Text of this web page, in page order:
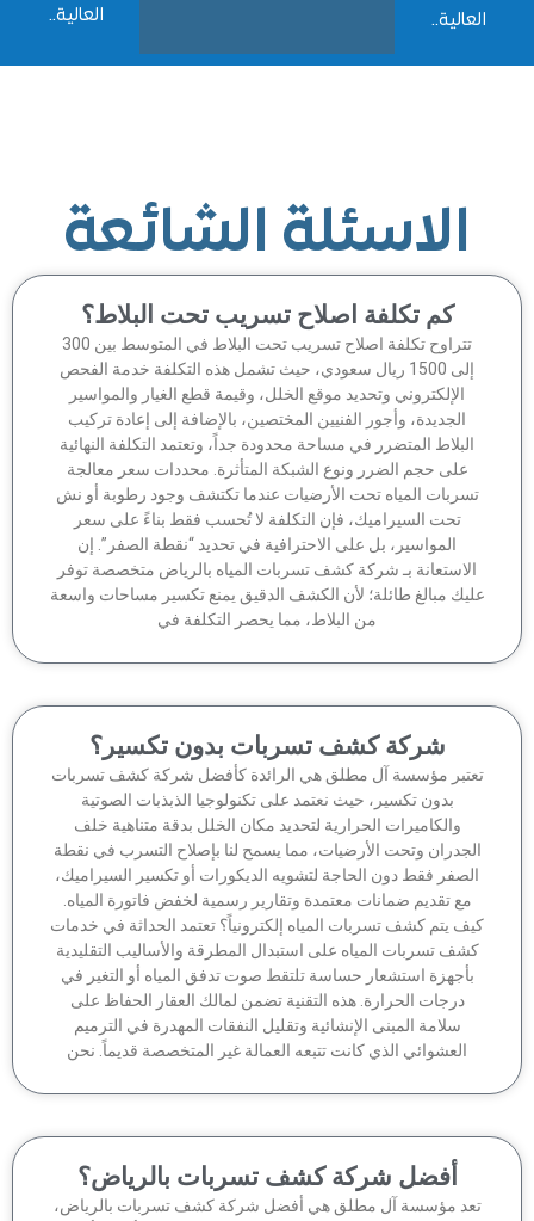
الاسئلة الشائعة
كم تكلفة اصلاح تسريب تحت البلاط؟
تتراوح تكلفة اصلاح تسريب تحت البلاط في المتوسط بين 300
إلى 1500 ريال سعودي، حيث تشمل هذه التكلفة خدمة الفحص
الإلكتروني وتحديد موقع الخلل، وقيمة قطع الغيار والمواسير
الجديدة، وأجور الفنيين المختصين، بالإضافة إلى إعادة تركيب
البلاط المتضرر في مساحة محدودة جداً، وتعتمد التكلفة النهائية
على حجم الضرر ونوع الشبكة المتأثرة. محددات سعر معالجة
المياه تحت الأرضيات عندما تكتشف وجود رطوبة أو نش
تحت السيراميك، فإن التكلفة لا تُحسب فقط بناءً على سعر
المواسير، بل على الاحترافية في تحديد “نقطة الصفر”. إن
بـ شركة كشف تسربات المياه بالرياض متخصصة توفر
مبالغ طائلة؛ لأن الكشف الدقيق يمنع تكسير مساحات واسعة
من البلاط، مما يحصر التكلفة في
شركة كشف تسربات بدون تكسير؟
مؤسسة آل مطلق هي الرائدة كأفضل شركة كشف تسربات
بدون تكسير، حيث نعتمد على تكنولوجيا الذبذبات الصوتية
والكاميرات الحرارية لتحديد مكان الخلل بدقة متناهية خلف
وتحت الأرضيات، مما يسمح لنا بإصلاح التسرب في نقطة
فقط دون الحاجة لتشويه الديكورات أو تكسير السيراميك،
مع تقديم ضمانات معتمدة وتقارير رسمية لخفض فاتورة المياه.
يتم كشف تسربات المياه إلكترونياً؟ تعتمد الحداثة في خدمات
تسربات المياه على استبدال المطرقة والأساليب التقليدية
بأجهزة استشعار حساسة تلتقط صوت تدفق المياه أو التغير في
درجات الحرارة. هذه التقنية تضمن لمالك العقار الحفاظ على
سلامة المبنى الإنشائية وتقليل النفقات المهدرة في الترميم
العشوائي الذي كانت تتبعه العمالة غير المتخصصة قديماً. نحن
أفضل شركة كشف تسربات بالرياض؟
مؤسسة آل مطلق هي أفضل شركة كشف تسربات بالرياض،